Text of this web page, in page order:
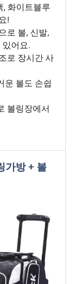
, 화이트블루
!
로 볼, 신발,
어요.
로 장시간 사
운 볼도 손쉽
볼링장에서
가방 + 볼